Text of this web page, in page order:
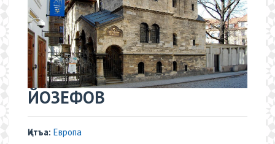
ЙОЗЕФОВ
Қитъа: Европа